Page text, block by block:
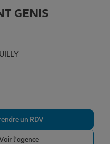
GENIS
un RDV
Voir l'agence